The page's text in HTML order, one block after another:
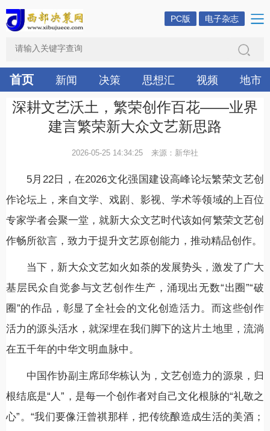
PC版 电子杂志
首页 新闻 决策 思想汇 视频 地市
深耕文艺沃土，繁荣创作百花——业界
建言繁荣新大众文艺新思路
2026-05-25 14:34:25 来源：新华社
5月22日，在2026文化强国建设高峰论坛繁荣文艺创
作论坛上，来自文学、戏剧、影视、学术等领域的上百位
专家学者会聚一堂，就新大众文艺时代该如何繁荣文艺创
作畅所欲言，致力于提升文艺原创能力，推动精品创作。
当下，新大众文艺如火如荼的发展势头，激发了广大
基层民众自觉参与文艺创作生产，涌现出无数“出圈”“破
圈”的作品，彰显了全社会的文化创造活力。而这些创作
活力的源头活水，就深埋在我们脚下的这片土地里，流淌
在五千年的中华文明血脉中。
中国作协副主席邱华栋认为，文艺创造力的源泉，归
根结底是“人”，是每一个创作者对自己文化根脉的“礼敬之
心”。“我们要像汪曾祺那样，把传统酿造成生活的美酒；